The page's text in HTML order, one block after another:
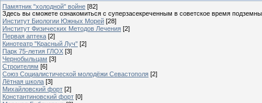
Памятник "холодной" войне [82]
Здесь вы сможете ознакомиться с суперзасекреченным в советское время
Институт Биологии Южных Морей [28]
Институт Физических Методов Лечения [2]
Первая аптека [2]
Кинотеатр "Красный Луч" [2]
Парк 75-летия ГЛОХ [3]
Чернобыльцам [3]
Строителям [6]
Союз Социалистической молодёжи Севастополя [2]
Лётная школа [3]
Михайловский форт [2]
Константиновский форт [0]